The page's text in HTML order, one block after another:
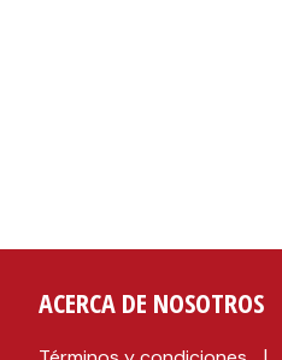
ACERCA DE NOSOTROS